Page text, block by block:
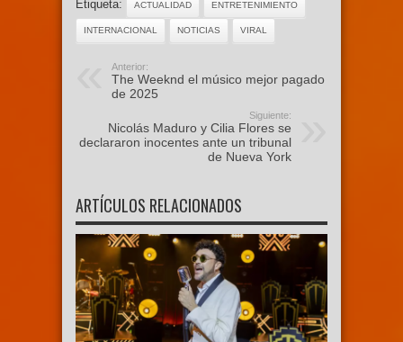
Etiqueta: ACTUALIDAD ENTRETENIMIENTO
INTERNACIONAL NOTICIAS VIRAL
Anterior:
The Weeknd el músico mejor pagado
de 2025
Siguiente:
Nicolás Maduro y Cilia Flores se
declararon inocentes ante un tribunal
de Nueva York
ARTÍCULOS RELACIONADOS